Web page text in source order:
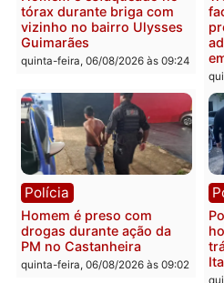
Polícia
Policiais militares
prendem trio na zona
Leste
quinta-feira, 06/08/2026 às 09:28
Polícia